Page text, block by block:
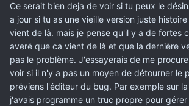
Ce serait bien deja de voir si tu peux le
a jour si tu as une vieille version juste
vient de là. mais je pense qu'il y a de fortes
averé que ca vient de là et que la dernière
pas le problème. J'essayerais de me
voir si il n'y a pas un moyen de détourner le
préviens l'éditeur du bug. Par exemple sur
j'avais programme un truc propre pour